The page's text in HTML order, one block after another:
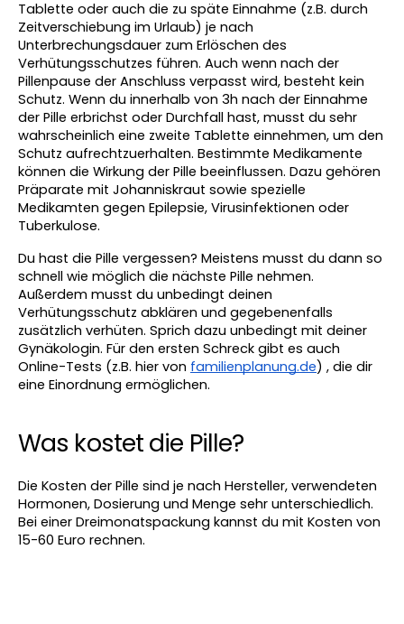
Tablette oder auch die zu späte Einnahme (z.B. durch
Zeitverschiebung im Urlaub) je nach
Unterbrechungsdauer zum Erlöschen des
Verhütungsschutzes führen. Auch wenn nach der
Pillenpause der Anschluss verpasst wird, besteht kein
Schutz. Wenn du innerhalb von 3h nach der Einnahme
der Pille erbrichst oder Durchfall hast, musst du sehr
wahrscheinlich eine zweite Tablette einnehmen, um den
Schutz aufrechtzuerhalten. Bestimmte Medikamente
können die Wirkung der Pille beeinflussen. Dazu gehören
Präparate mit Johanniskraut sowie spezielle
Medikamten gegen Epilepsie, Virusinfektionen oder
Tuberkulose.
Du hast die Pille vergessen? Meistens musst du dann so
schnell wie möglich die nächste Pille nehmen.
Außerdem musst du unbedingt deinen
Verhütungsschutz abklären und gegebenenfalls
zusätzlich verhüten. Sprich dazu unbedingt mit deiner
Gynäkologin. Für den ersten Schreck gibt es auch
Online-Tests (z.B. hier von familienplanung.de) , die dir
eine Einordnung ermöglichen.
Was kostet die Pille?
Die Kosten der Pille sind je nach Hersteller, verwendeten
Hormonen, Dosierung und Menge sehr unterschiedlich.
Bei einer Dreimonatspackung kannst du mit Kosten von
15-60 Euro rechnen.